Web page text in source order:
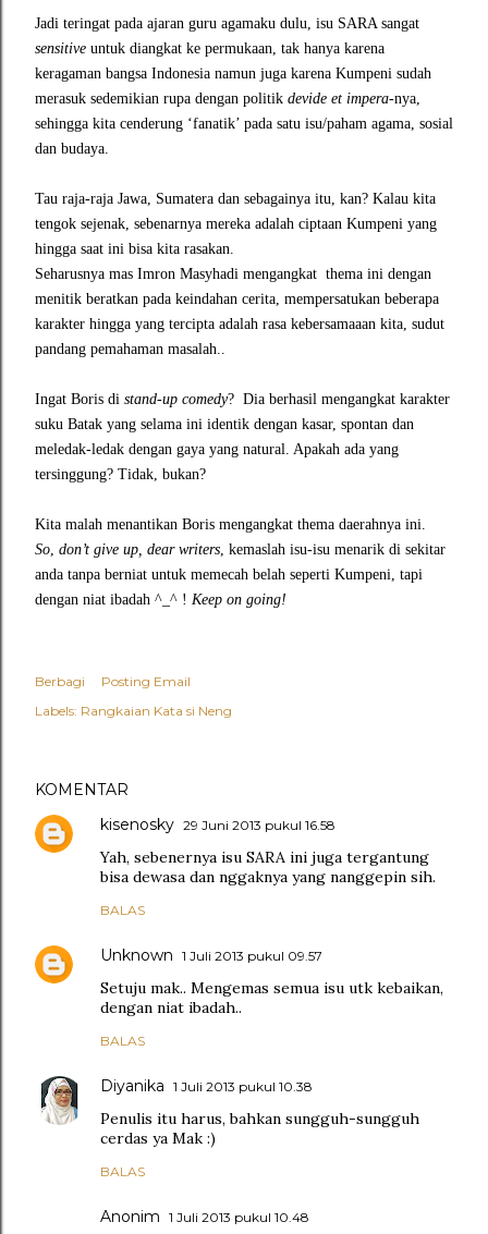
Jadi teringat pada ajaran guru agamaku dulu, isu SARA sangat
sensitive untuk diangkat ke permukaan, tak hanya karena
keragaman bangsa Indonesia namun juga karena Kumpeni sudah
merasuk sedemikian rupa dengan politik devide et impera-nya,
sehingga kita cenderung ‘fanatik’ pada satu isu/paham agama, sosial
dan budaya.
Tau raja-raja Jawa, Sumatera dan sebagainya itu, kan? Kalau kita
tengok sejenak, sebenarnya mereka adalah ciptaan Kumpeni yang
hingga saat ini bisa kita rasakan.
Seharusnya mas Imron Masyhadi mengangkat thema ini dengan
menitik beratkan pada keindahan cerita, mempersatukan beberapa
karakter hingga yang tercipta adalah rasa kebersamaaan kita, sudut
pandang pemahaman masalah..
Ingat Boris di stand-up comedy? Dia berhasil mengangkat karakter
suku Batak yang selama ini identik dengan kasar, spontan dan
meledak-ledak dengan gaya yang natural. Apakah ada yang
tersinggung? Tidak, bukan?
Kita malah menantikan Boris mengangkat thema daerahnya ini.
So, don’t give up, dear writers, kemaslah isu-isu menarik di sekitar
anda tanpa berniat untuk memecah belah seperti Kumpeni, tapi
dengan niat ibadah ^_^ ! Keep on going!
Berbagi
Posting Email
Labels: Rangkaian Kata si Neng
KOMENTAR
kisenosky 29 Juni 2013 pukul 16.58
Yah, sebenernya isu SARA ini juga tergantung
bisa dewasa dan nggaknya yang nanggepin sih.
BALAS
Unknown 1 Juli 2013 pukul 09.57
Setuju mak.. Mengemas semua isu utk kebaikan,
dengan niat ibadah..
BALAS
Diyanika 1 Juli 2013 pukul 10.38
Penulis itu harus, bahkan sungguh-sungguh
cerdas ya Mak :)
BALAS
Anonim 1 Juli 2013 pukul 10.48